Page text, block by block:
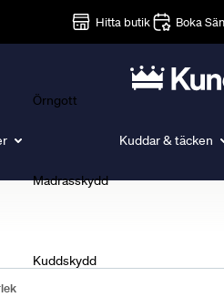
Hitta butik Boka
Örngott
Madrasskydd
Kuddskydd
Kuddar & täcken